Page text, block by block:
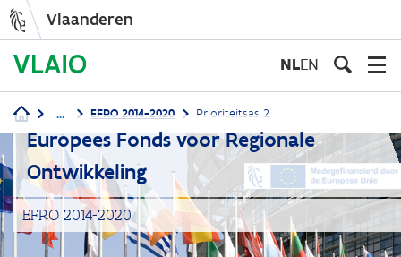
gaan
Vlaanderen
NLEN
Kruimelpad
... EFRO 2014-2020 Prioriteitsas 2
Europees Fonds voor Regionale
Ontwikkeling
EFRO 2014-2020